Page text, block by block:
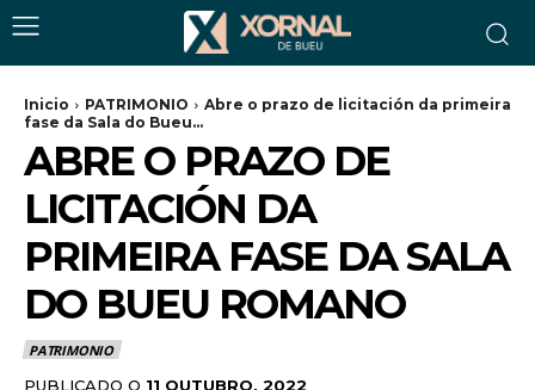
Inicio PATRIMONIO
Abre o prazo de licitación da primeira
fase da Sala do Bueu...
ABRE O PRAZO DE
LICITACIÓN DA
PRIMEIRA FASE DA SALA
DO BUEU ROMANO
PATRIMONIO
PUBLICADO O 11 OUTUBRO, 2022